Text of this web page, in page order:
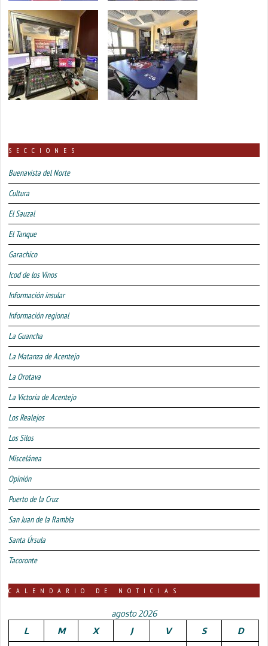
SECCIONES
Buenavista del Norte
Cultura
El Sauzal
El Tanque
Garachico
Icod de los Vinos
Información insular
Información regional
La Guancha
La Matanza de Acentejo
La Orotava
La Victoria de Acentejo
Los Realejos
Los Silos
Miscelánea
Opinión
Puerto de la Cruz
San Juan de la Rambla
Santa Úrsula
Tacoronte
CALENDARIO DE NOTICIAS
agosto 2026
L
M X J V S D